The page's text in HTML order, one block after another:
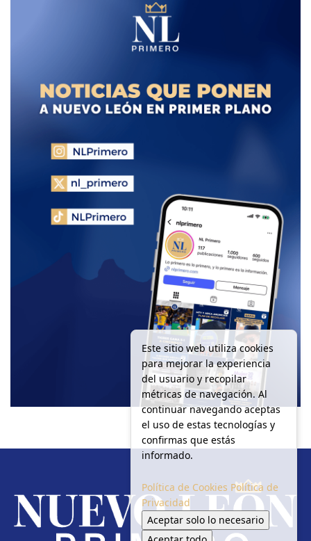
Este sitio web utiliza cookies
para mejorar la experiencia
del usuario y recopilar
métricas de navegación. Al
continuar navegando aceptas
el uso de estas tecnologías y
confirmas que estás
informado.
Política de Cookies Política de
Privacidad
Aceptar solo lo necesario